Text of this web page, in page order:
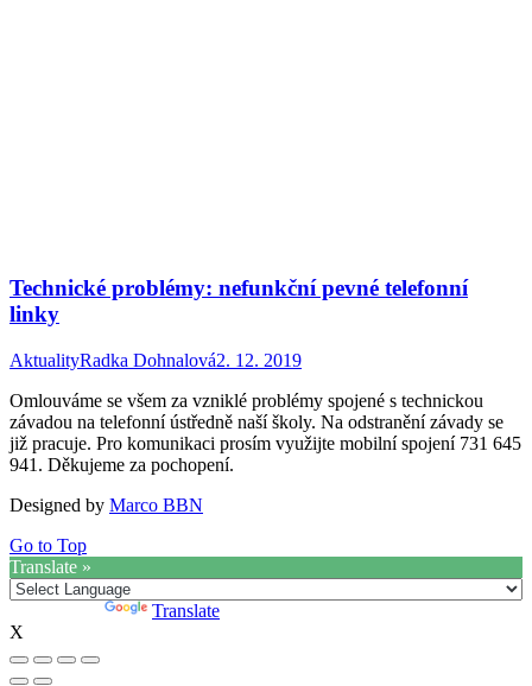
Technické problémy: nefunkční pevné telefonní
linky
AktualityRadka Dohnalová2. 12. 2019
Omlouváme se všem za vzniklé problémy spojené s technickou
závadou na telefonní ústředně naší školy. Na odstranění závady se
již pracuje. Pro komunikaci prosím využijte mobilní spojení 731 645
941. Děkujeme za pochopení.
Designed by Marco BBN
Go to Top
Translate »
Translate
X